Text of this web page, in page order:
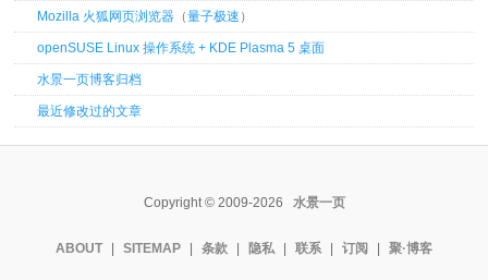
Mozilla 火狐网页浏览器 （量子极速 ）
openSUSE Linux 操作系统 + KDE Plasma 5 桌面
水景一页博客归档
最近修改过的文章
Copyright © 2009-2026 水景一页
ABOUT SITEMAP 条款 隐私 联系 订阅 聚·博客